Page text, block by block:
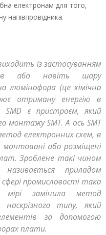
електронам для того,
напівпровідника.
із застосуванням
або навіть шару
люмінофора (це хімічна
отриману енергію в
SМD є пристроєм, який
монтажу ЅМТ. А ось ЅМТ
електронних схем, в
або розміщені
Зроблене такі чином
приладом
промисловості така
мірі замінила метод
типу, який
за допомогою
плати.